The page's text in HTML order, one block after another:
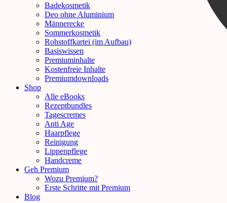
Badekosmetik
Deo ohne Aluminium
Männerecke
Sommerkosmetik
Rohstoffkartei (im Aufbau)
Basiswissen
Premiuminhalte
Kostenfreie Inhalte
Premiumdownloads
Shop
Alle eBooks
Rezeptbundles
Tagescremes
Anti Age
Haarpflege
Reinigung
Lippenpflege
Handcreme
Geh Premium
Wozu Premium?
Erste Schritte mit Premium
Blog